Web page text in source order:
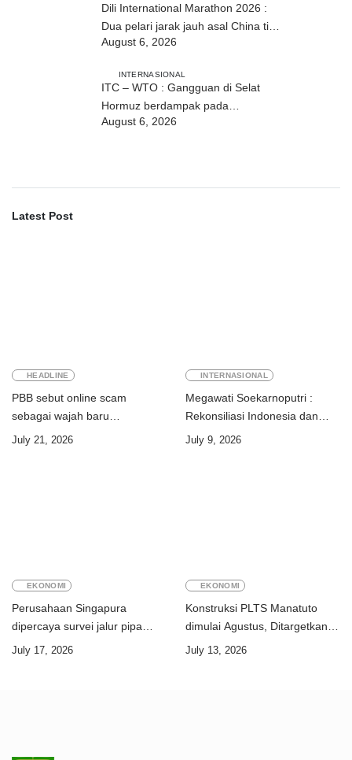
Dili International Marathon 2026 :
Dua pelari jarak jauh asal China tiba
di Dili
August 6, 2026
INTERNASIONAL
ITC – WTO : Gangguan di Selat
Hormuz berdampak pada
perdagangan energi, pupuk, dan
August 6, 2026
Latest Post
HEADLINE
PBB sebut online scam
sebagai wajah baru
July 21, 2026
INTERNASIONAL
Megawati Soekarnoputri :
Rekonsiliasi Indonesia dan
Timor-Leste jadi teladan dunia
July 9, 2026
EKONOMI
Perusahaan Singapura
dipercaya survei jalur pipa
ekspor Gas Greater Sunrise
July 17, 2026
EKONOMI
Konstruksi PLTS Manatuto
dimulai Agustus, Ditargetkan
July 13, 2026